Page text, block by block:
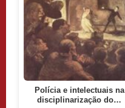
Polícia e intelectuais na
disciplinarização do…